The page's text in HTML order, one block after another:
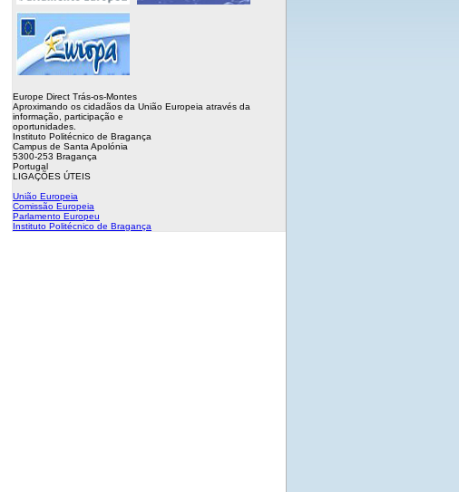
Europe Direct Trás-os-Montes
Aproximando os cidadãos da União Europeia através da
informação, participação e
oportunidades.
Instituto Politécnico de Bragança
Campus de Santa Apolónia
5300-253 Bragança
Portugal
LIGAÇÕES ÚTEIS
União Europeia
Comissão Europeia
Parlamento Europeu
Instituto Politécnico de Bragança